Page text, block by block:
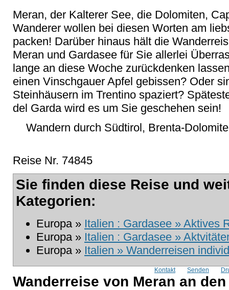
Meran, der Kalterer See, die Dolomiten,
Wanderer wollen bei diesen Worten am
packen! Darüber hinaus hält die
Meran und Gardasee für Sie allerlei
lange an diese Woche zurückdenken
einen Vinschgauer Apfel gebissen? Oder
Steinhäusern im Trentino spaziert?
del Garda wird es um Sie geschehen sein!
Wandern durch Südtirol, Brenta-
Reise Nr. 74845
Sie finden diese Reise und
Kategorien:
Europa » Italien : Gardasee » Aktives
Europa » Italien : Gardasee »
Europa » Italien » Wanderreisen
Kontakt Senden
Wanderreise von Meran an